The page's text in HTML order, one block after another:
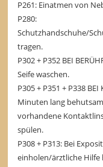
P261: Einatmen von
P280:
Schutzhandschuhe/
tragen.
P302 + P352 BEI
Seife waschen.
P305 + P351 + P338
Minuten lang
vorhandene
spülen.
P308 + P313: Bei
einholen/ärztliche Hilfe